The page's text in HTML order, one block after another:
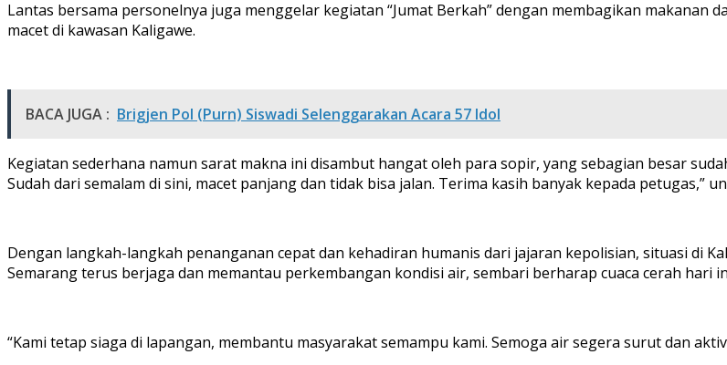
Lantas bersama personelnya juga menggelar kegiatan “Jumat Berkah” dengan membagikan
macet di kawasan Kaligawe.
BACA JUGA : Brigjen Pol (Purn) Siswadi Selenggarakan Acara 57 Idol
Kegiatan sederhana namun sarat makna ini disambut hangat oleh para sopir, yang sebagian besar
Sudah dari semalam di sini, macet panjang dan tidak bisa jalan. Terima kasih banyak kepada petugas,”
Dengan langkah-langkah penanganan cepat dan kehadiran humanis dari jajaran kepolisian, situasi di
Semarang terus berjaga dan memantau perkembangan kondisi air, sembari berharap cuaca cerah hari
“Kami tetap siaga di lapangan, membantu masyarakat semampu kami. Semoga air segera surut dan